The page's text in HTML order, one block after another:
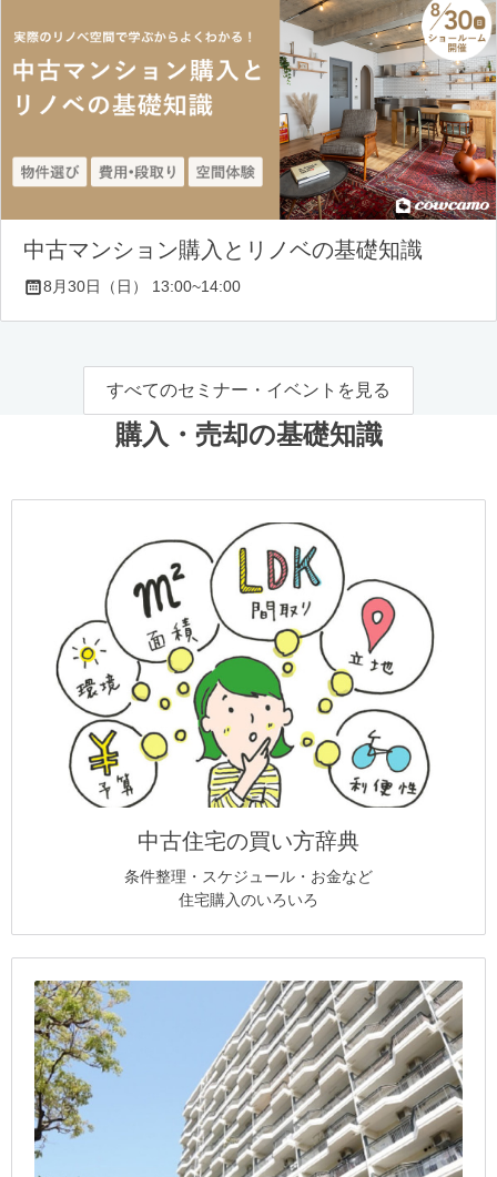
中古マンション購入とリノベの基礎知識
8月30日（日） 13:00~14:00
すべてのセミナー・イベントを見る
購入・売却の基礎知識
中古住宅の買い方辞典
条件整理・スケジュール・お金など
住宅購入のいろいろ